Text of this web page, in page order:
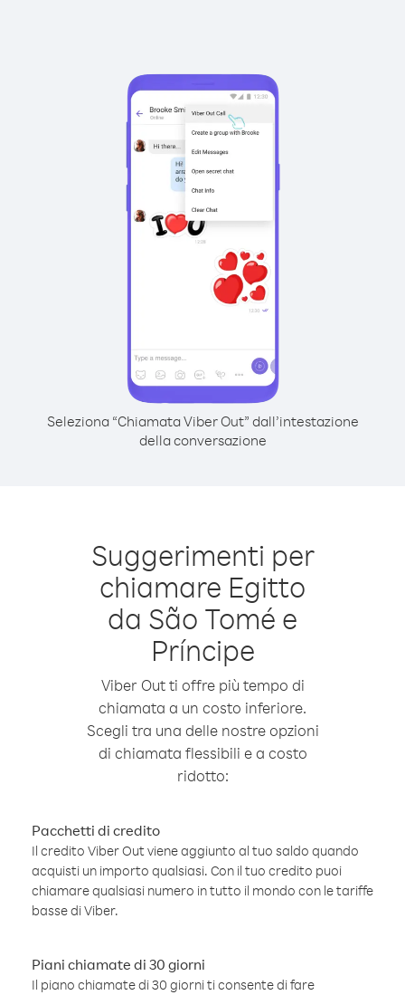
Seleziona “Chiamata Viber Out” dall’intestazione
della conversazione
Suggerimenti per
chiamare Egitto
da São Tomé e
Príncipe
Viber Out ti offre più tempo di
chiamata a un costo inferiore.
Scegli tra una delle nostre opzioni
di chiamata flessibili e a costo
ridotto:
Pacchetti di credito
Il credito Viber Out viene aggiunto al tuo saldo quando
acquisti un importo qualsiasi. Con il tuo credito puoi
chiamare qualsiasi numero in tutto il mondo con le tariffe
basse di Viber.
Piani chiamate di 30 giorni
Il piano chiamate di 30 giorni ti consente di fare